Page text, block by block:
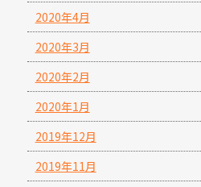
2020年4月
2020年3月
2020年2月
2020年1月
2019年12月
2019年11月